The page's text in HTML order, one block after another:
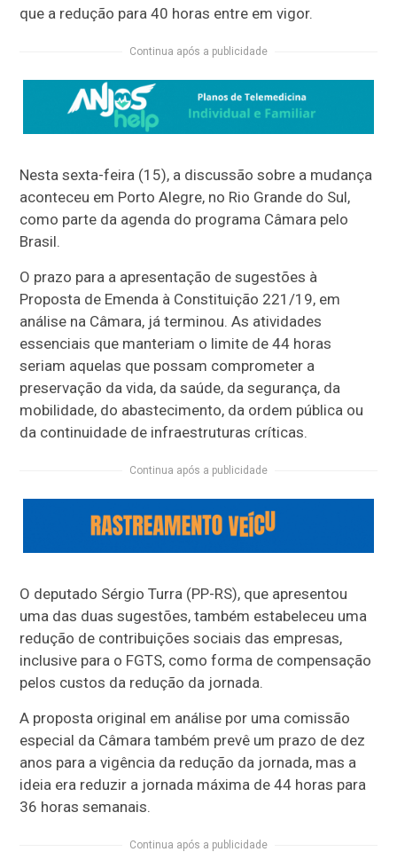
que a redução para 40 horas entre em vigor.
Continua após a publicidade
Nesta sexta-feira (15), a discussão sobre a mudança
aconteceu em Porto Alegre, no Rio Grande do Sul,
como parte da agenda do programa Câmara pelo
Brasil.
O prazo para a apresentação de sugestões à
Proposta de Emenda à Constituição 221/19, em
análise na Câmara, já terminou. As atividades
essenciais que manteriam o limite de 44 horas
seriam aquelas que possam comprometer a
preservação da vida, da saúde, da segurança, da
mobilidade, do abastecimento, da ordem pública ou
da continuidade de infraestruturas críticas.
Continua após a publicidade
O deputado Sérgio Turra (PP-RS), que apresentou
uma das duas sugestões, também estabeleceu uma
redução de contribuições sociais das empresas,
inclusive para o FGTS, como forma de compensação
pelos custos da redução da jornada.
A proposta original em análise por uma comissão
especial da Câmara também prevê um prazo de dez
anos para a vigência da redução da jornada, mas a
ideia era reduzir a jornada máxima de 44 horas para
36 horas semanais.
Continua após a publicidade